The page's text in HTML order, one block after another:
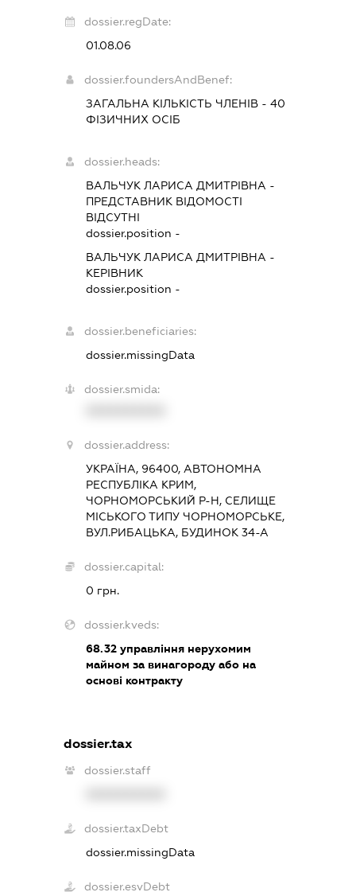
dossier.regDate:
01.08.06
dossier.foundersAndBenef:
ЗАГАЛЬНА КІЛЬКІСТЬ ЧЛЕНІВ - 40
ФІЗИЧНИХ ОСІБ
dossier.heads:
ВАЛЬЧУК ЛАРИСА ДМИТРІВНА -
ПРЕДСТАВНИК ВІДОМОСТІ
ВІДСУТНІ
dossier.position -
ВАЛЬЧУК ЛАРИСА ДМИТРІВНА -
КЕРІВНИК
dossier.position -
dossier.beneficiaries:
dossier.missingData
dossier.smida:
dossier.address:
УКРАЇНА, 96400, АВТОНОМНА
РЕСПУБЛІКА КРИМ,
ЧОРНОМОРСЬКИЙ Р-Н, СЕЛИЩЕ
МІСЬКОГО ТИПУ ЧОРНОМОРСЬКЕ,
ВУЛ.РИБАЦЬКА, БУДИНОК 34-А
dossier.capital:
0 грн.
dossier.kveds:
68.32управління нерухомим
майном за винагороду або на
основі контракту
dossier.tax
dossier.staff
dossier.taxDebt
dossier.missingData
dossier.esvDebt